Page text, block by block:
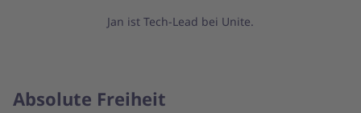
Jan ist Tech-Lead bei Unite.
Absolute Freiheit